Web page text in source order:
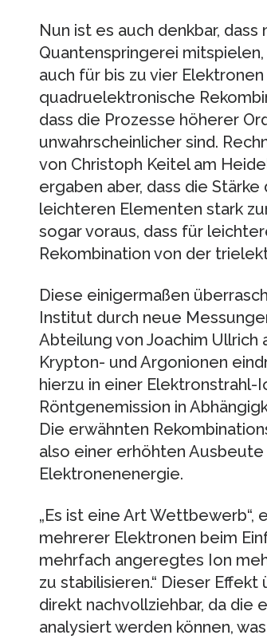
Nun ist es auch denkbar,
Quantenspringerei
auch für bis zu vier
quadruelektronische
dass die Prozesse höherer
unwahrscheinlicher sind.
von Christoph Keitel am
ergaben aber, dass die
leichteren Elementen stark
sogar voraus, dass für
Rekombination von der
Diese einigermaßen
Institut durch neue
Abteilung von Joachim Ullrich
Krypton- und Argonionen
hierzu in einer
Röntgenemission in
Die erwähnten
also einer erhöhten
Elektronenenergie.
„Es ist eine Art Wettbewerb“,
mehrerer Elektronen beim
mehrfach angeregtes Ion
zu stabilisieren.“ Dieser
direkt nachvollziehbar, da die
analysiert werden können,